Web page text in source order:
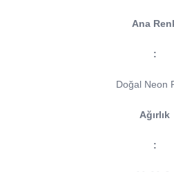
Ana
:
Doğal Neon
Ağırlık
: